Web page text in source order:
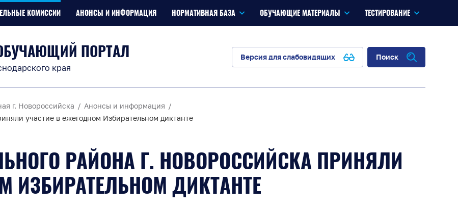
КОМИССИИ АНОНСЫ И ИНФОРМАЦИЯ НОРМАТИВНАЯ БАЗА ОБУЧАЮЩИЕ МАТЕРИАЛЫ ТЕСТИРОВАНИЕ
ПОРТАЛ
края
Версия для слабовидящих Поиск
г. Новороссийска
Анонсы и информация
участие в ежегодном Избирательном диктанте
РАЙОНА Г. НОВОРОССИЙСКА ПРИНЯЛИ
ИЗБИРАТЕЛЬНОМ ДИКТАНТЕ